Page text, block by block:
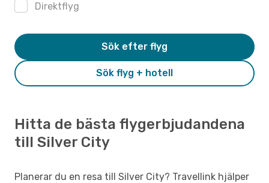
Direktflyg
Sök flyg + hotell
Sök efter flyg
Hitta de bästa flygerbjudandena
till Silver City
Planerar du en resa till Silver City? Travellink hjälper